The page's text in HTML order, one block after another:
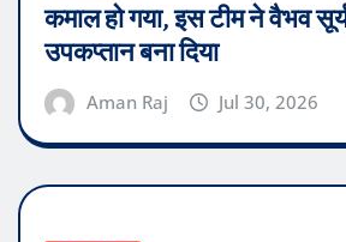
कमाल हो गया, इस टीम ने वैभव
उपकप्तान बना दिया
Aman Raj Jul 30, 2026